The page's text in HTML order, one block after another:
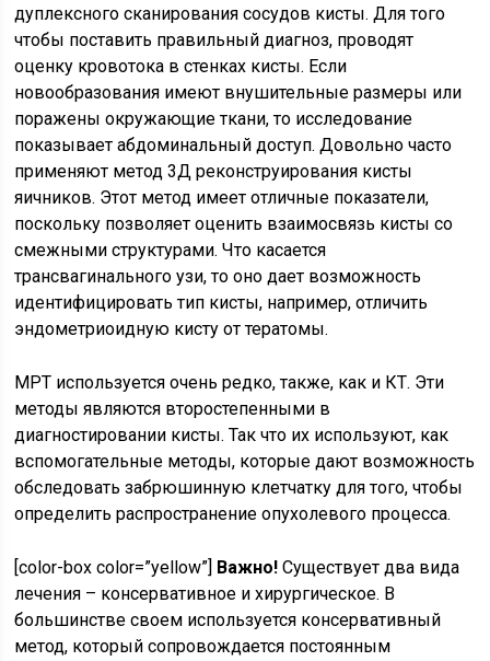
дуплексного сканирования сосудов кисты. Для того
чтобы поставить правильный диагноз, проводят
оценку кровотока в стенках кисты. Если
новообразования имеют внушительные размеры или
поражены окружающие ткани, то исследование
показывает абдоминальный доступ. Довольно часто
применяют метод 3Д реконструирования кисты
яичников. Этот метод имеет отличные показатели,
поскольку позволяет оценить взаимосвязь кисты со
смежными структурами. Что касается
трансвагинального узи, то оно дает возможность
идентифицировать тип кисты, например, отличить
эндометриоидную кисту от тератомы.
МРТ используется очень редко, также, как и КТ. Эти
методы являются второстепенными в
диагностировании кисты. Так что их используют, как
вспомогательные методы, которые дают возможность
обследовать забрюшинную клетчатку для того, чтобы
определить распространение опухолевого процесса.
[color-box color=”yellow”] Важно! Существует два вида
лечения – консервативное и хирургическое. В
большинстве своем используется консервативный
метод, который сопровождается постоянным